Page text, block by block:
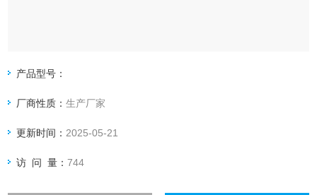
产品型号：
厂商性质：生产厂家
更新时间： 2025-05-21
访 问 量：744